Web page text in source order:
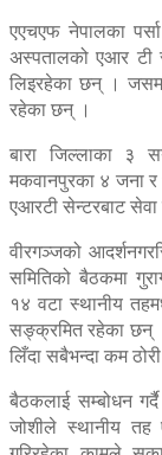
एएचएफ नेपालका
अस्पतालको एआर टी
लिइरहेका छन् ।
रहेका छन् ।
बारा जिल्लाका ३
मकवानपुरका ४ जना
एआरटी सेन्टरबाट
वीरगञ्जको
समितिको बैठकमा
१४ वटा स्थानीय
सङ्क्रमित रहेका छन्
लिँदा सबैभन्दा कम
बैठकलाई सम्बोधन
जोशीले स्थानीय